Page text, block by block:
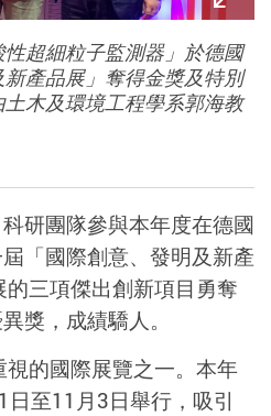
超細粒子監測器」於德國
新產品展」奪得金獎及特別
木及環境工程學系郭海教
科研團隊參與本年度在德國
屆 「國際創意、發明及新產
的三項傑出創新項目勇奪
獎 ，成績驕人。
視的國際展覽之一。本年
日至11 月3日舉行，吸引